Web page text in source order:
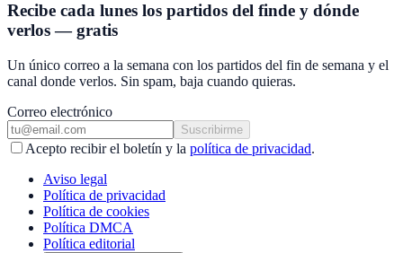
Recibe cada lunes los partidos del finde y dónde
verlos — gratis
Un único correo a la semana con los partidos del fin de semana y el
canal donde verlos. Sin spam, baja cuando quieras.
Correo electrónico
Suscribirme
Acepto recibir el boletín y la política de privacidad.
Aviso legal
Política de privacidad
Política de cookies
Política DMCA
Política editorial